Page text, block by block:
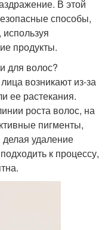
В этой
способы,
используя
продукты.
для волос?
возникают из-за
ее растекания.
роста волос, на
пигменты,
удаление
к процессу,